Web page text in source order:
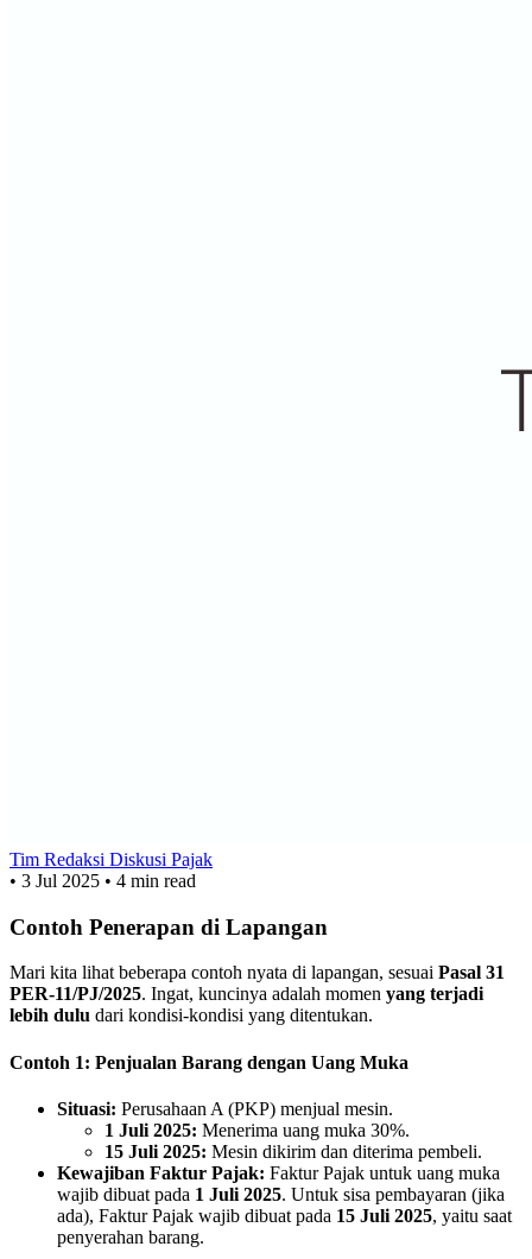
Tim Redaksi Diskusi Pajak
• 3 Jul 2025 • 4 min read
Contoh Penerapan di Lapangan
Mari kita lihat beberapa contoh nyata di lapangan, sesuai Pasal 31
PER-11/PJ/2025. Ingat, kuncinya adalah momen yang terjadi
lebih dulu dari kondisi-kondisi yang ditentukan.
Contoh 1: Penjualan Barang dengan Uang Muka
Situasi: Perusahaan A (PKP) menjual mesin.
1 Juli 2025: Menerima uang muka 30%.
15 Juli 2025: Mesin dikirim dan diterima pembeli.
Kewajiban Faktur Pajak: Faktur Pajak untuk uang muka
wajib dibuat pada 1 Juli 2025. Untuk sisa pembayaran (jika
ada), Faktur Pajak wajib dibuat pada 15 Juli 2025, yaitu saat
penyerahan barang.